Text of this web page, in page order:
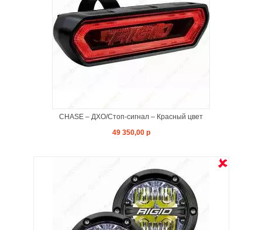
CHASE – ДХО/Стоп-сигнал – Красный цвет
49 350,00 р